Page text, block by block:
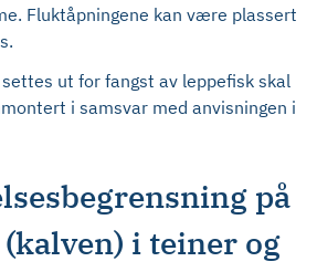
Fluktåpningene kan være plassert
ut for fangst av leppefisk skal
i samsvar med anvisningen i
på
i teiner og